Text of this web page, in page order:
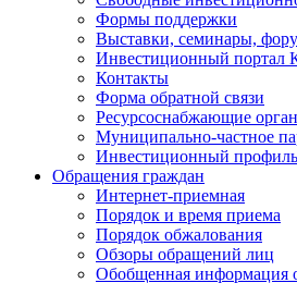
Формы поддержки
Выставки, семинары,
Инвестиционный портал
Контакты
Форма обратной связи
Ресурсоснабжающие
Муниципально-частное
Инвестиционный профиль
Обращения граждан
Интернет-приемная
Порядок и время приема
Порядок обжалования
Обзоры обращений лиц
Обобщенная информация